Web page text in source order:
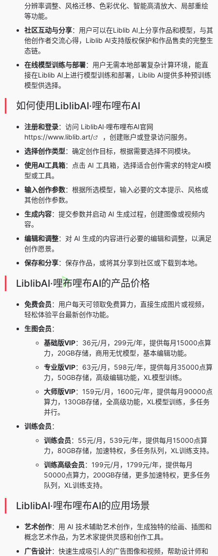
分辨率调整、风格迁移、色彩优化、智能高清放大、局部重绘
等功能。
社区互动与分享：用户可以在Liblib AI上分享作品和模型，与其
他创作者交流心得，Liblib AI支持版权保护和作品售卖的完整生
态链。
在线模型训练与部署：用户无需本地部署复杂计算环境，能直
接在Liblib AI上进行模型训练和部署，Liblib AI提供多种预训练
模型供选择。
如何使用LiblibAI·哩布哩布AI
注册和登录：访问 LiblibAI·哩布哩布AI官网
https://www.liblib.art/
，创建账户或登录访问服务。
选择创作类型：确定创作目标，根据需要选择不同模块。
使用AI工具箱：点击 AI 工具箱，选择适合创作需求的特定AI模
型或工具。
输入创作参数：根据所选模型，输入必要的文本提示、风格或
其他创作参数。
生成内容：提交参数并启动 AI 生成过程，创建图像或视频内
容。
编辑和调整：对 AI 生成的内容进行必要的编辑和调整，以满足
创作愿景。
保存和分享：保存作品，或将其分享到社区或下载到本地。
LiblibAI·哩布哩布AI的产品价格
免费会员：用户每天可领取免费算力，直接生成图片或视频，
轻松体验平台最新创作功能。
生图会员：
基础版VIP：36元/月，299元/年，提供每月15000点算
力，20GB存储，商用无忧模型，基本编辑功能。
专业版VIP：63元/月，598元/年，提供每月35000点算
力，50GB存储，高级编辑功能，XL模型训练。
大师版VIP：159元/月，1600元/年，提供每月90000点
算力，130GB存储，全高级功能，XL模型训练，多任务
并行。
训练会员：
训练会员：55元/月，539元/年，提供每月15000点算
力，80GB存储，加速特权，多任务队列，XL训练支持。
训练高级会员：199元/月，1799元/年，提供每月
50000点算力，200GB存储，更多加速特权，更多任务
队列，XL训练支持。
LiblibAI·哩布哩布AI的应用场景
艺术创作： 用 AI 技术辅助艺术创作，生成独特的绘画、插图和
概念艺术作品，为艺术家提供灵感和创作工具。
广告设计： 快速生成吸引人的广告图像和视频，帮助设计师和